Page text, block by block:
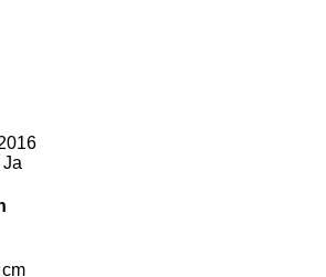
Ja